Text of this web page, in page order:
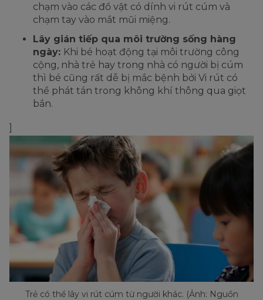
chạm vào các đồ vật có dính vi rút cúm và
chạm tay vào mắt mũi miệng.
Lây gián tiếp qua môi trường sống hàng
ngày: Khi bé hoạt động tại môi trường công
cộng, nhà trẻ hay trong nhà có người bị cúm
thì bé cũng rất dễ bị mắc bệnh bởi Vi rút có
thể phát tán trong không khí thông qua giọt
bắn.
]
Trẻ có thể lây vi rút cúm từ người khác. (Ảnh: Nguồn